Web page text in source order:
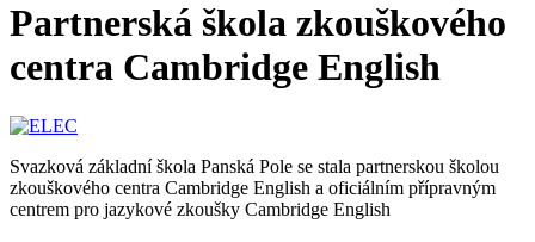
Partnerská škola zkouškového
centra Cambridge English
Svazková základní škola Panská Pole se stala partnerskou školou
zkouškového centra Cambridge English a oficiálním přípravným
centrem pro jazykové zkoušky Cambridge English